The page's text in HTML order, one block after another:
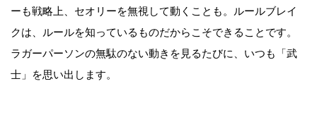
ーも戦略上、セオリーを無視して動くことも。ルールブレイ
クは、ルールを知っているものだからこそできることです。
ラガーパーソンの無駄のない動きを見るたびに、いつも「武
士」を思い出します。